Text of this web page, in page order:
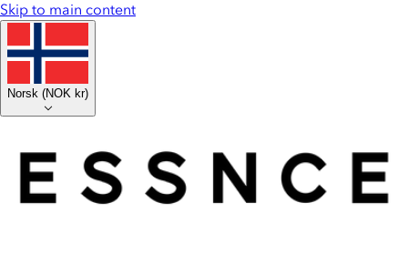
Skip to main content
Norsk (NOK kr)